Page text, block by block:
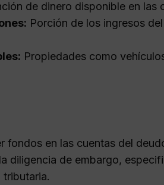
de dinero disponible en las
Porción de los ingresos
Propiedades como
fondos en las cuentas del
diligencia de embargo,
tributaria.